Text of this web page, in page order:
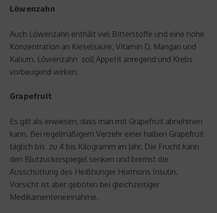
Löwenzahn
Auch Löwenzahn enthält viel Bitterstoffe und eine hohe
Konzentration an Kieselsäure, Vitamin D, Mangan und
Kalium. Löwenzahn soll Appetit anregend und Krebs
vorbeugend wirken.
Grapefruit
Es gilt als erwiesen, dass man mit Grapefruit abnehmen
kann. Bei regelmäßigem Verzehr einer halben Grapefruit
täglich bis zu 4 bis Kilogramm im Jahr. Die Frucht kann
den Blutzuckerspiegel senken und bremst die
Ausschüttung des Heißhunger Hormons Insulin.
Vorsicht ist aber geboten bei gleichzeitiger
Medikamenteneinnahme.